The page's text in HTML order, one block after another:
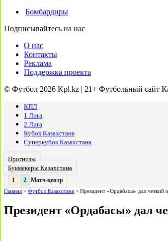
Бомбардиры
Подписывайтесь на нас
О нас
Контакты
Реклама
Поддержка проекта
© Футбол 2026 Kpl.kz | 21+ Футбольный сайт
КПЛ
1 Лига
2 Лига
Кубок Казахстана
Суперкубок Казахстана
Прогнозы
Букмекеры Казахстана
2 : 2 Матч-центр
Главная > Футбол Казахстана > Президент «Ордабасы» дал четкий
Президент «Ордабасы» дал